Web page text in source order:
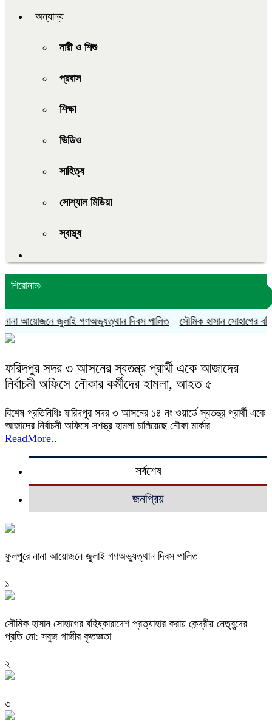
অন্যান্য
নারী ও শিশু
প্রবাস
শিক্ষা
ভিডিও
সাহিত্য
সোশ্যাল মিডিয়া
স্বাস্থ্য
শিরোনামঃ
আয়োজনে জুলাই গণঅভ্যুত্থান দিবস পালিত সৌমিক হাসান সোহাগের
ফরিদপুর সদর ৩ আসনের স্বতন্ত্র প্রার্থী একে আজাদের
নির্বাচনী অফিসে নৌকার কর্মীদের হামলা, আহত ৫
বিশেষ প্রতিনিধিঃ ফরিদপুর সদর ৩ আসনের ১৪ নং ওয়ার্ডে স্বতন্ত্র প্রার্থী একে
আজাদের নির্বাচনী অফিসে সশস্ত্র হামলা চালিয়েছে নৌকা মার্কার
ReadMore..
সর্বশেষ
জনপ্রিয়
ফুলপুরে নানা আয়োজনে জুলাই গণঅভ্যুত্থান দিবস পালিত
১
সৌমিক হাসান সোহাগের বহিষ্কারাদেশ প্রত্যাহার করায় কেন্দ্রীয় নেতৃবৃন্দের
প্রতি মো: সবুজ গাজীর কৃতজ্ঞতা
২
৩